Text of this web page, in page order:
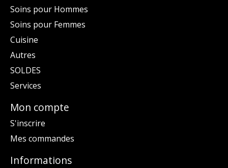
Soins pour Hommes
Soins pour Femmes
Cuisine
Autres
SOLDES
Services
Mon compte
S'inscrire
Mes commandes
Informations